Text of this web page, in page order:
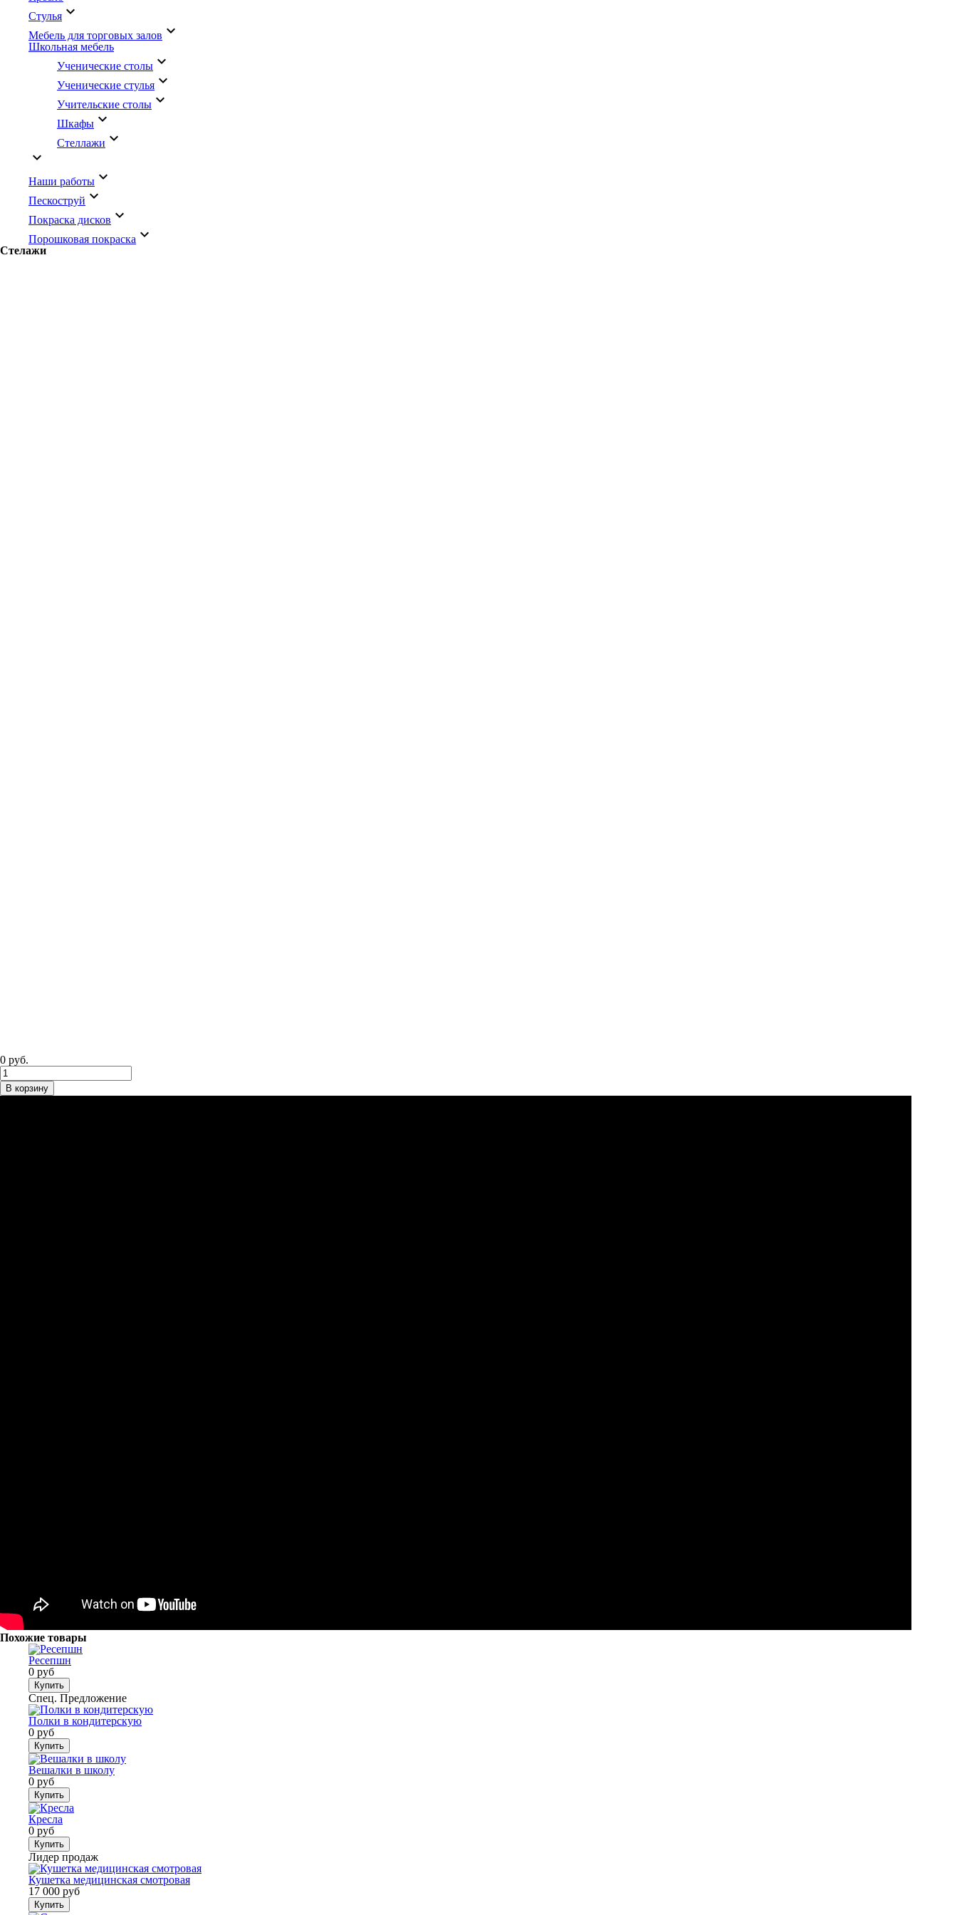
Стулья keyboard_arrow_down
Мебель для торговых залов keyboard_arrow_down
Школьная мебель
Ученические столы keyboard_arrow_down
Ученические стулья keyboard_arrow_down
Учительские столы keyboard_arrow_down
Шкафы keyboard_arrow_down
Стеллажи keyboard_arrow_down
keyboard_arrow_down
Наши работы keyboard_arrow_down
Пескоструй keyboard_arrow_down
Покраска дисков keyboard_arrow_down
Порошковая покраска keyboard_arrow_down
Стелажи
0 руб.
В корзину
Похожие товары
Ресепшн
0 руб
Купить
Спец. Предложение
Полки в кондитерскую
0 руб
Купить
Вешалки в школу
0 руб
Купить
Кресла
0 руб
Купить
Лидер продаж
Кушетка медицинская смотровая
17 000 руб
Купить